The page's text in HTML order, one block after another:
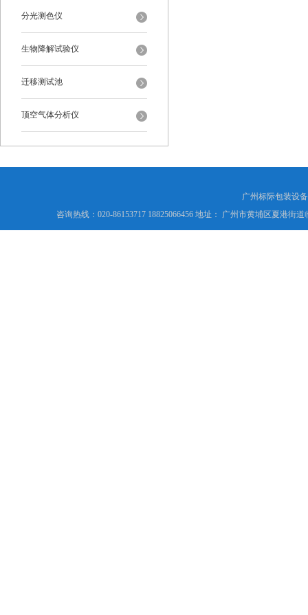
分光测色仪
生物降解试验仪
迁移测试池
顶空气体分析仪
广州标际包装设
咨询热线：020-86153717 18825066456 地址： 广州市黄埔区夏港街